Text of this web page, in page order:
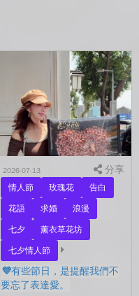
2026-07-13 分享
情人節 玫瑰花
告白
花語
求婚
浪漫
七夕
薰衣草花坊
七夕情人節
💜有些節日，是提醒我們不
要忘了表達愛。